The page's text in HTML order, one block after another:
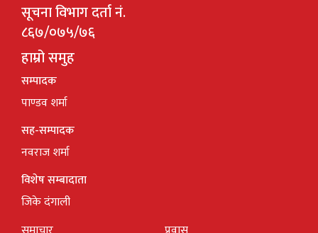
सूचना विभाग दर्ता नं.
८६७/०७५/७६
हाम्रो समुह
सम्पादक
पाण्डव शर्मा
सह-सम्पादक
नवराज शर्मा
विशेष सम्बादाता
जिके दंगाली